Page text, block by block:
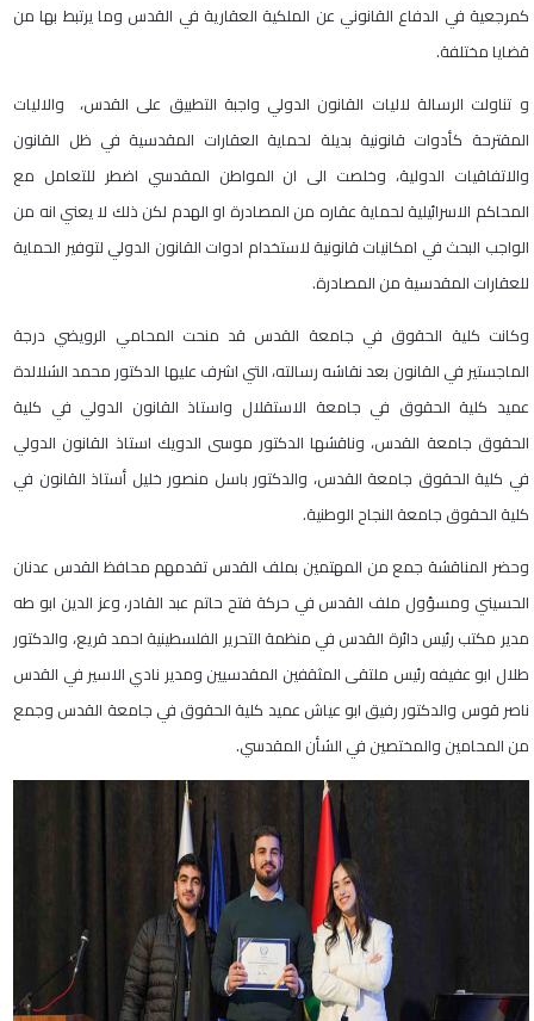
كمرجعية في الدفاع القانوني عن الملكية العقارية في القدس وما يرتبط بها من
قضايا مختلفة.
و تناولت الرسالة لاليات القانون الدولي واجبة التطبيق على القدس، والاليات
المقترحة كأدوات قانونية بديلة لحماية العقارات المقدسية في ظل القانون
والاتفاقيات الدولية، وخلصت الى ان المواطن المقدسي اضطر للتعامل مع
المحاكم الاسرائيلية لحماية عقاره من المصادرة او الهدم لكن ذلك لا يعني انه من
الواجب البحث في امكانيات قانونية لاستخدام ادوات القانون الدولي لتوفير الحماية
للعقارات المقدسية من المصادرة.
وكانت كلية الحقوق في جامعة القدس قد منحت المحامي الرويضي درجة
الماجستير في القانون بعد نقاشه رسالته، التي اشرف عليها الدكتور محمد الشلالدة
عميد كلية الحقوق في جامعة الاستقلال واستاذ القانون الدولي في كلية
الحقوق جامعة القدس، وناقشها الدكتور موسى الدويك استاذ القانون الدولي
في كلية الحقوق جامعة القدس، والدكتور باسل منصور خليل أستاذ القانون في
كلية الحقوق جامعة النجاح الوطنية.
وحضر المناقشة جمع من المهتمين بملف القدس تقدمهم محافظ القدس عدنان
الحسيني ومسؤول ملف القدس في حركة فتح حاتم عبد القادر، وعز الدين ابو طه
مدير مكتب رئيس دائرة القدس في منظمة التحرير الفلسطينية احمد قريع، والدكتور
طلال ابو عفيفه رئيس ملتقى المثقفين المقدسيين ومدير نادي الاسير في القدس
ناصر قوس والدكتور رفيق ابو عياش عميد كلية الحقوق في جامعة القدس وجمع
من المحامين والمختصين في الشأن المقدسي.